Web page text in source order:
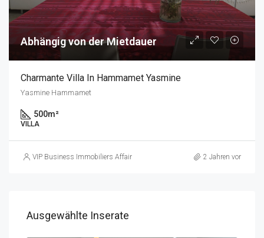
Abhängig von der Mietdauer
Charmante Villa In Hammamet Yasmine
Yasmine Hammamet
500m²
VILLA
VIP Business Immobiliers Affaires 2 Jahren vor
Ausgewählte Inserate